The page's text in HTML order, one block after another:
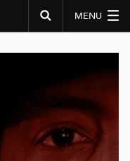
MENU